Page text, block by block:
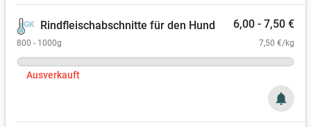
Rindfleischabschnitte für den Hund 6,00 - 7,50 €
800 - 1000g 7,50 €/kg
Ausverkauft
notifications